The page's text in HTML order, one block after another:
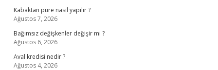
Kabaktan püre nasıl yapılır ?
Ağustos 7, 2026
Bağımsız değişkenler değişir mi ?
Ağustos 6, 2026
Aval kredisi nedir ?
Ağustos 4, 2026